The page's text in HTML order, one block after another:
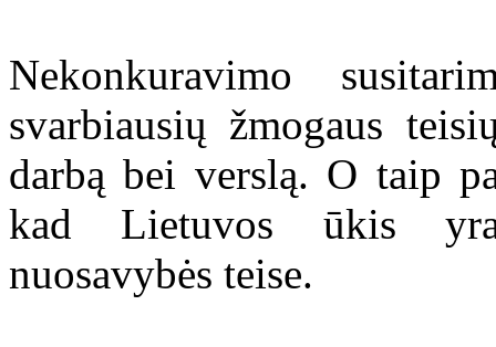
Nekonkuravimo
svarbiausių žmogaus
darbą bei verslą. O taip
kad Lietuvos ūkis yra
nuosavybės teise.